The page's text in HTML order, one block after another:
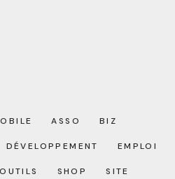
ASSO BIZ
DÉVELOPPEMENT EMPLOI
OUTILS SHOP SITE